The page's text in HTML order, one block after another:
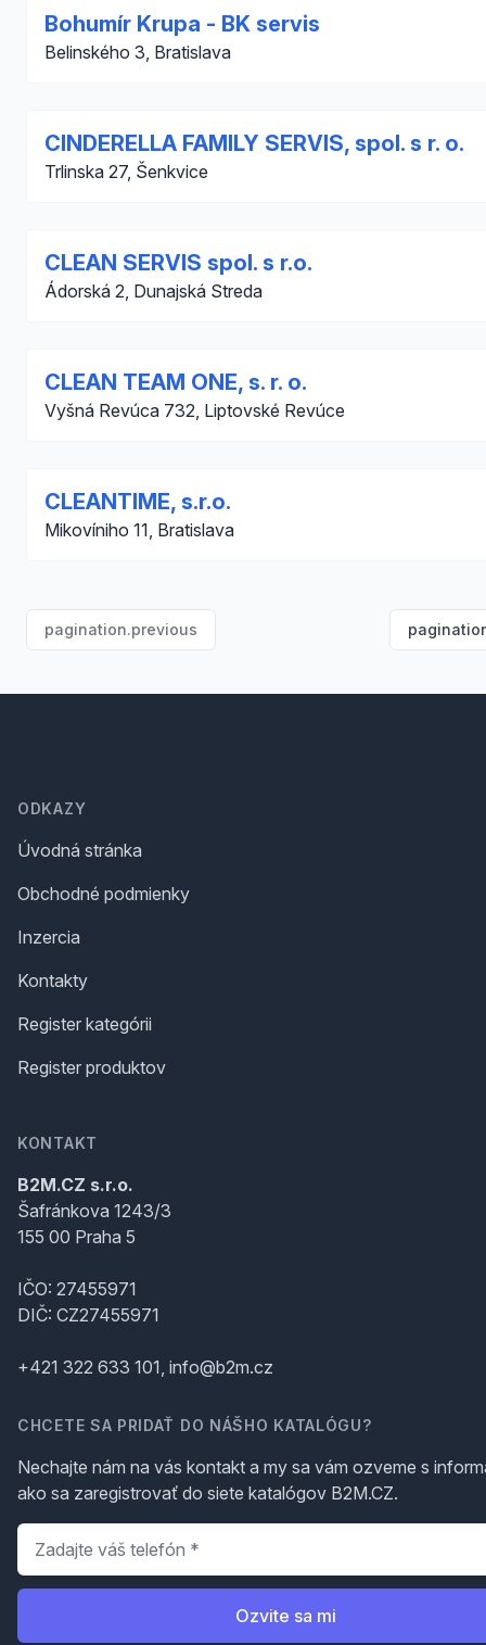
Bohumír Krupa - BK servis
Belinského 3, Bratislava
CINDERELLA FAMILY SERVIS, spol. s r. o.
Trlinska 27, Šenkvice
CLEAN SERVIS spol. s r.o.
Ádorská 2, Dunajská Streda
CLEAN TEAM ONE, s. r. o.
Vyšná Revúca 732, Liptovské Revúce
CLEANTIME, s.r.o.
Mikovíniho 11, Bratislava
pagination.previous
ODKAZY
Úvodná stránka
Obchodné podmienky
Inzercia
Kontakty
Register kategórii
Register produktov
KONTAKT
B2M.CZ s.r.o.
Šafránkova 1243/3
155 00 Praha 5
IČO: 27455971
DIČ: CZ27455971
+421 322 633 101, info@b2m.cz
CHCETE SA PRIDAŤ DO NÁŠHO KATALÓGU?
Nechajte nám na vás kontakt a my sa vám ozveme s
ako sa zaregistrovať do siete katalógov B2M.CZ.
Telefón
Ozvite sa mi